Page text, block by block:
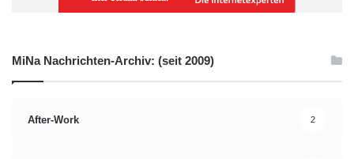
MiNa Nachrichten-Archiv: (seit 2009)
After-Work 2